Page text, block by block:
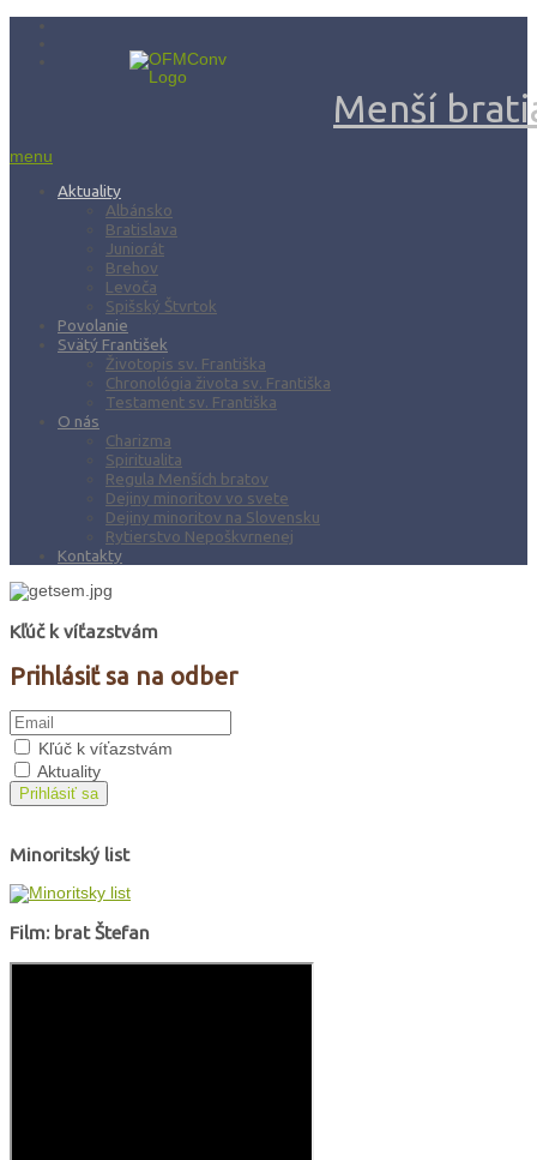
Menší
menu
Aktuality
Albánsko
Bratislava
Juniorát
Brehov
Levoča
Spišský Štvrtok
Povolanie
Svätý František
Životopis sv. Františka
Chronológia života sv. Františka
Testament sv. Františka
O nás
Charizma
Spiritualita
Regula Menších bratov
Dejiny minoritov vo svete
Dejiny minoritov na Slovensku
Rytierstvo Nepoškvrnenej
Kontakty
Kľúč k víťazstvám
Prihlásiť sa na odber
Kľúč k víťazstvám
Aktuality
Prihlásiť sa
Minoritský list
Film: brat Štefan